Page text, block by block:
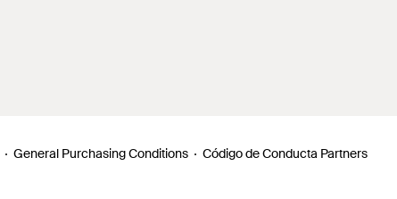
General Purchasing Conditions
Código de Conducta Partners